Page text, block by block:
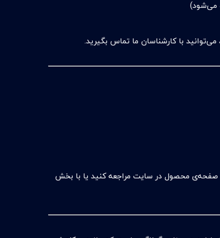
می‌شود)
با کارشناسان ما تماس بگیرید.
صفحه‌ی محصول در سایت مراجعه کنید یا با بخش